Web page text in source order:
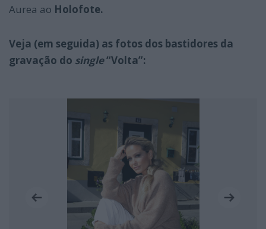
Aurea ao Holofote.
Veja (em seguida) as fotos dos bastidores da
gravação do single“Volta”: